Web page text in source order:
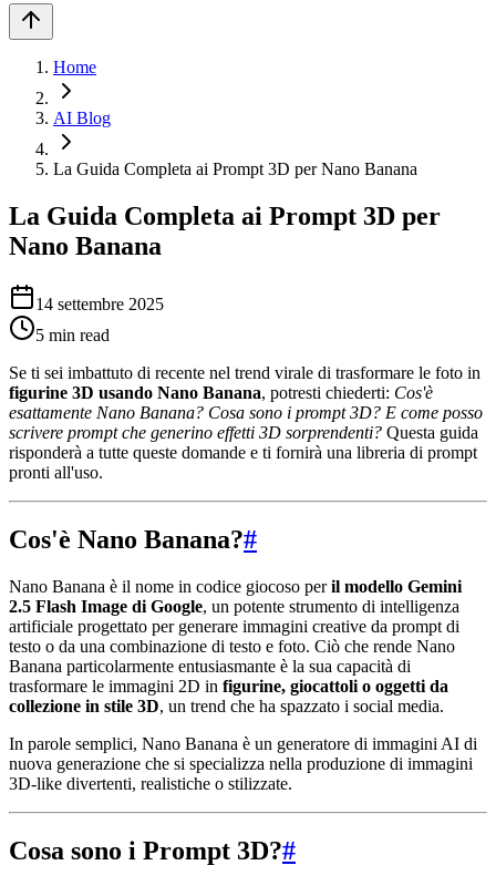
Home
AI Blog
La Guida Completa ai Prompt 3D per Nano Banana
La Guida Completa ai Prompt 3D per
Nano Banana
14 settembre 2025
5 min read
Se ti sei imbattuto di recente nel trend virale di trasformare le foto in
figurine 3D usando Nano Banana, potresti chiederti: Cos'è
esattamente Nano Banana? Cosa sono i prompt 3D? E come posso
scrivere prompt che generino effetti 3D sorprendenti? Questa guida
risponderà a tutte queste domande e ti fornirà una libreria di prompt
pronti all'uso.
Cos'è Nano Banana?#
Nano Banana è il nome in codice giocoso peril modello Gemini
2.5 Flash Image di Google, un potente strumento di intelligenza
artificiale progettato per generare immagini creative da prompt di
testo o da una combinazione di testo e foto. Ciò che rende Nano
Banana particolarmente entusiasmante è la sua capacità di
trasformare le immagini 2D in figurine, giocattoli o oggetti da
collezione in stile 3D, un trend che ha spazzato i social media.
In parole semplici, Nano Banana è un generatore di immagini AI di
nuova generazione che si specializza nella produzione di immagini
3D-like divertenti, realistiche o stilizzate.
Cosa sono i Prompt 3D?#